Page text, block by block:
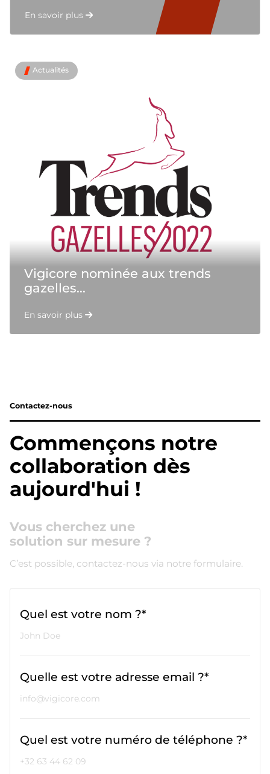
En savoir plus
Actualités
Vigicore nominée aux trends
gazelles...
En savoir plus
Contactez-nous
Commençons notre
collaboration dès
aujourd'hui !
Vous cherchez une
solution sur mesure ?
C’est possible, contactez-nous via notre formulaire.
Quel est votre nom ?*
Quelle est votre adresse email ?*
Quel est votre numéro de téléphone ?*